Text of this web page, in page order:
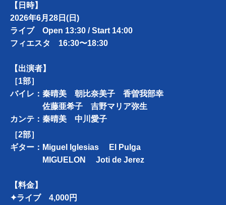
【日時】
2026年6月28日(日)
ライブ Open 13:30 / Start 14:00
フィエスタ 16:30〜18:30
【出演者】
［1部］
バイレ：秦晴美 朝比奈美子 香曽我部幸
佐藤亜希子 吉野マリア弥生
カンテ：秦晴美 中川愛子
［2部］
ギター：Miguel Iglesias El Pulga
MIGUELON Joti de Jerez
【料金】
✦ライブ 4,000円